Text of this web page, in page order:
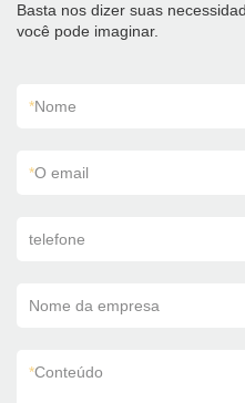
Basta nos dizer suas
você pode imaginar.
*Nome
*O email
telefone
Nome da empresa
*Conteúdo